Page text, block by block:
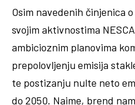
Osim navedenih činjenica
svojim aktivnostima
ambicioznim planovima
prepolovljenju emisija
te postizanju nulte neto
do 2050. Naime, brend